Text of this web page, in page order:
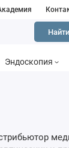
Найти
Эндоскопия